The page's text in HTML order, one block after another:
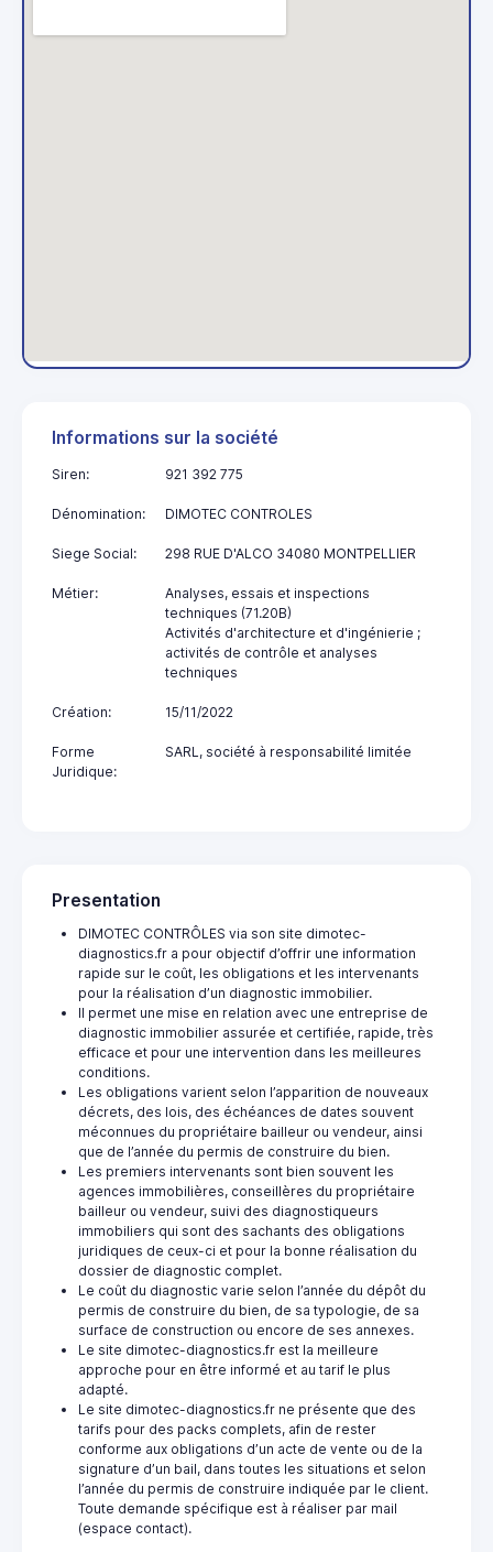
Informations sur la société
Siren: 921 392 775
Dénomination: DIMOTEC CONTROLES
Siege Social: 298 RUE D'ALCO 34080 MONTPELLIER
Métier:
Analyses, essais et inspections
techniques (71.20B)
Activités d'architecture et d'ingénierie ;
activités de contrôle et analyses
techniques
Création: 15/11/2022
Forme
Juridique:
SARL, société à responsabilité limitée
Presentation
DIMOTEC CONTRÔLES via son site dimotec-
diagnostics.fr a pour objectif d’offrir une information
rapide sur le coût, les obligations et les intervenants
pour la réalisation d’un diagnostic immobilier.
Il permet une mise en relation avec une entreprise de
diagnostic immobilier assurée et certifiée, rapide, très
efficace et pour une intervention dans les meilleures
conditions.
Les obligations varient selon l’apparition de nouveaux
décrets, des lois, des échéances de dates souvent
méconnues du propriétaire bailleur ou vendeur, ainsi
que de l’année du permis de construire du bien.
Les premiers intervenants sont bien souvent les
agences immobilières, conseillères du propriétaire
bailleur ou vendeur, suivi des diagnostiqueurs
immobiliers qui sont des sachants des obligations
juridiques de ceux-ci et pour la bonne réalisation du
dossier de diagnostic complet.
Le coût du diagnostic varie selon l’année du dépôt du
permis de construire du bien, de sa typologie, de sa
surface de construction ou encore de ses annexes.
Le site dimotec-diagnostics.fr est la meilleure
approche pour en être informé et au tarif le plus
adapté.
Le site dimotec-diagnostics.fr ne présente que des
tarifs pour des packs complets, afin de rester
conforme aux obligations d’un acte de vente ou de la
signature d’un bail, dans toutes les situations et selon
l’année du permis de construire indiquée par le client.
Toute demande spécifique est à réaliser par mail
(espace contact).